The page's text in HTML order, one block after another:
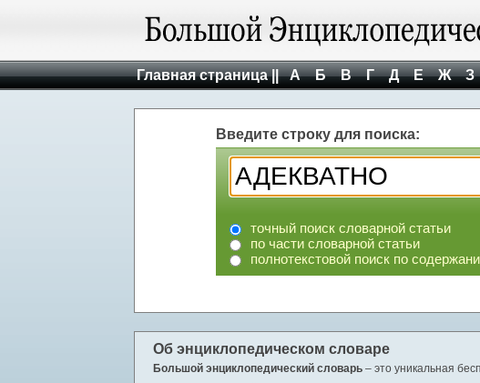
Главная страница || А Б В Г Д Е Ж З
Введите строку для поиска:
точный поиск словарной статьи
по части словарной статьи
полнотекстовой поиск по
Об энциклопедическом словаре
Большой энциклопедический словарь – это уникальная